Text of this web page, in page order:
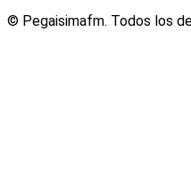
© Pegaisimafm. Todos los